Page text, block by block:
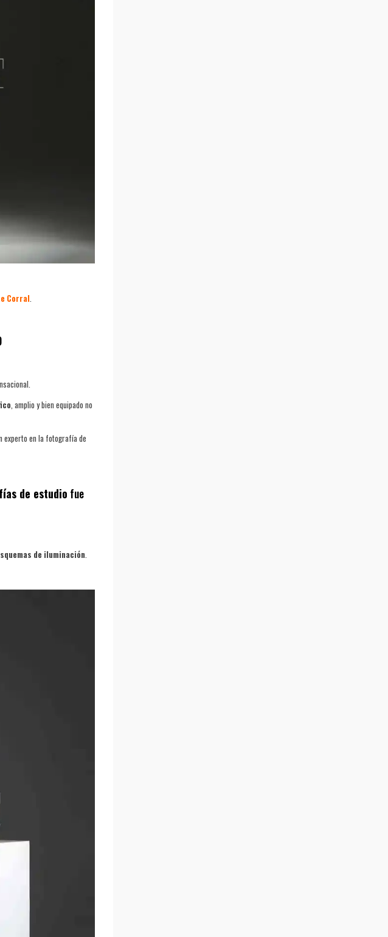
Corral
, amplio y bien equipado no
experto en la fotografía de
de estudio fue
de iluminación